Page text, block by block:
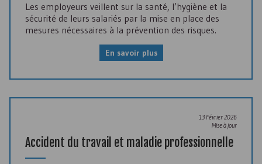
Les employeurs veillent sur la santé, l’hygiène et la
sécurité de leurs salariés par la mise en place des
mesures nécessaires à la prévention des risques.
En savoir plus
13 Février 2026
Mise à jour
Accident du travail et maladie professionnelle